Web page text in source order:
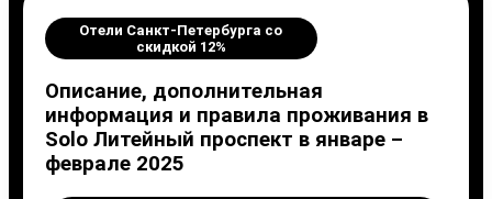
Отели Санкт-Петербурга со
скидкой 12%
Описание, дополнительная
информация и правила проживания в
Solo Литейный проспект в январе –
феврале 2025